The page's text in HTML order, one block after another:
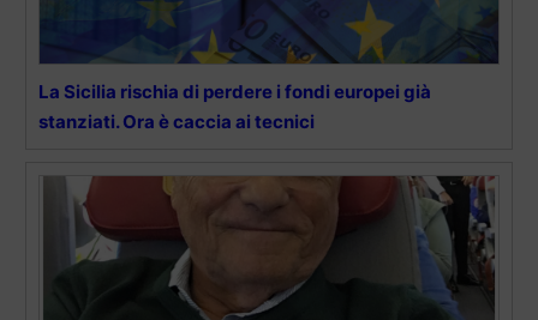
La Sicilia rischia di perdere i fondi europei già
stanziati. Ora è caccia ai tecnici